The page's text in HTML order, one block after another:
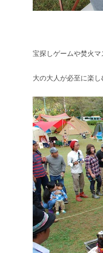
宝探しゲームや焚火
大の大人が必至に楽